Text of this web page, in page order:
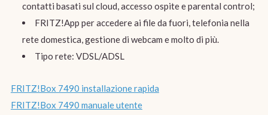
contatti basati sul cloud, accesso ospite e parental control;
FRITZ!App per accedere ai file da fuori, telefonia nella
rete domestica, gestione di webcam e molto di più.
Tipo rete: VDSL/ADSL
FRITZ!Box 7490 installazione rapida
FRITZ!Box 7490 manuale utente